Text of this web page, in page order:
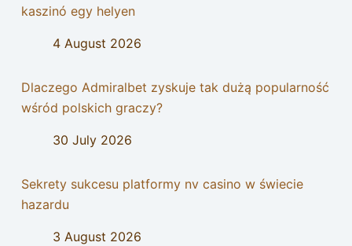
kaszinó egy helyen
4 August 2026
Dlaczego Admiralbet zyskuje tak dużą popularność
wśród polskich graczy?
30 July 2026
Sekrety sukcesu platformy nv casino w świecie
hazardu
3 August 2026